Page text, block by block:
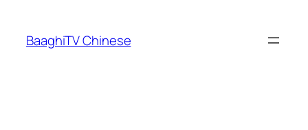
content
BaaghiTV Chinese